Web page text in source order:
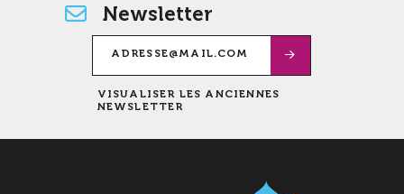
Newsletter
VISUALISER LES ANCIENNES
NEWSLETTER